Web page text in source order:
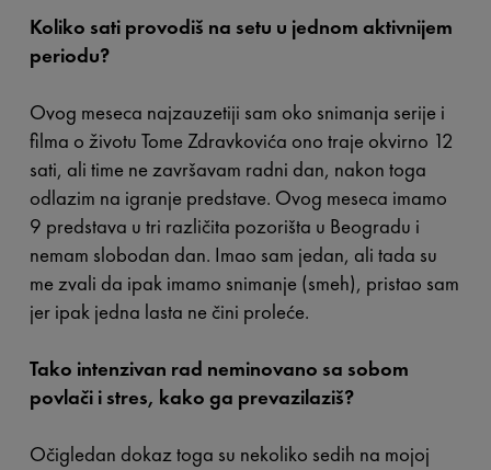
Koliko sati provodiš na setu u jednom aktivnijem
periodu?
Ovog meseca najzauzetiji sam oko snimanja serije i
filma o životu Tome Zdravkovića ono traje okvirno 12
sati, ali time ne završavam radni dan, nakon toga
odlazim na igranje predstave. Ovog meseca imamo
9 predstava u tri različita pozorišta u Beogradu i
nemam slobodan dan. Imao sam jedan, ali tada su
me zvali da ipak imamo snimanje (smeh), pristao sam
jer ipak jedna lasta ne čini proleće.
Tako intenzivan rad neminovano sa sobom
povlači i stres, kako ga prevazilaziš?
Očigledan dokaz toga su nekoliko sedih na mojoj